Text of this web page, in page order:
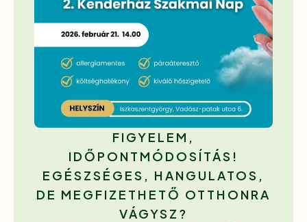
FIGYELEM,
IDŐPONTMÓDOSÍTÁS!
EGÉSZSÉGES, HANGULATOS,
DE MEGFIZETHETŐ OTTHONRA
VÁGYSZ?